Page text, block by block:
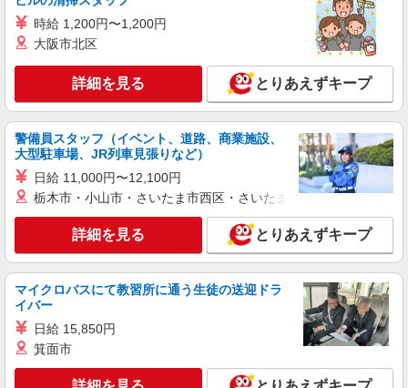
派遣社員
株式会社シエロ
時給1400円〜1450円（経験・能力による） ※
残業代支給 ★交通費別途支給（規定あり） ゜
+゜・。○。・゜+゜・。○。・゜+゜ 入社祝い金10
万円支給(規定有) お友達を紹介頂くと, インセンテ
ィブ支給(規定有) ★月2回払い・週払い可能（規程
有）★ ゜・。○。・゜+゜・。○。・゜+゜
熊本県熊本市中央区の家電量販店
キープ 詳細を見る
紹介予定派遣
株式会社シエロ
【楽天モバイル】人気機種に詳しくなれる携帯
販売
時給1650円〜1850円（経験・能力による） ※
残業代支給 ★交通費別途支給（規定あり） ゜
+゜・。○。・゜+゜・。○。・゜+゜ 入社祝い金10
有）★ ゜・。○。・゜+゜・。○。・゜+゜
熊本県熊本市中央区の楽天モバイルショップ
詳細を見る
時給 1,200円〜1,200円
大阪市北区
詳細を見る とりあえずキープ
警備員スタッフ（イベント、道路、商業施設、
大型駐車場、JR列車見張りなど）
日給 11,000円〜12,100円
栃木市・小山市・さいたま市西区・さいたま市岩槻区・久喜市・
詳細を見る とりあえずキープ
マイクロバスにて教習所に通う生徒の送迎ドラ
イバー
日給 15,850円
箕面市